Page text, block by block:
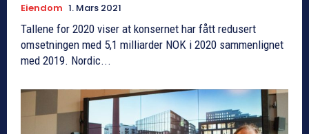
Eiendom 1. Mars 2021
Tallene for 2020 viser at konsernet har fått redusert
omsetningen med 5,1 milliarder NOK i 2020 sammenlignet
med 2019. Nordic...